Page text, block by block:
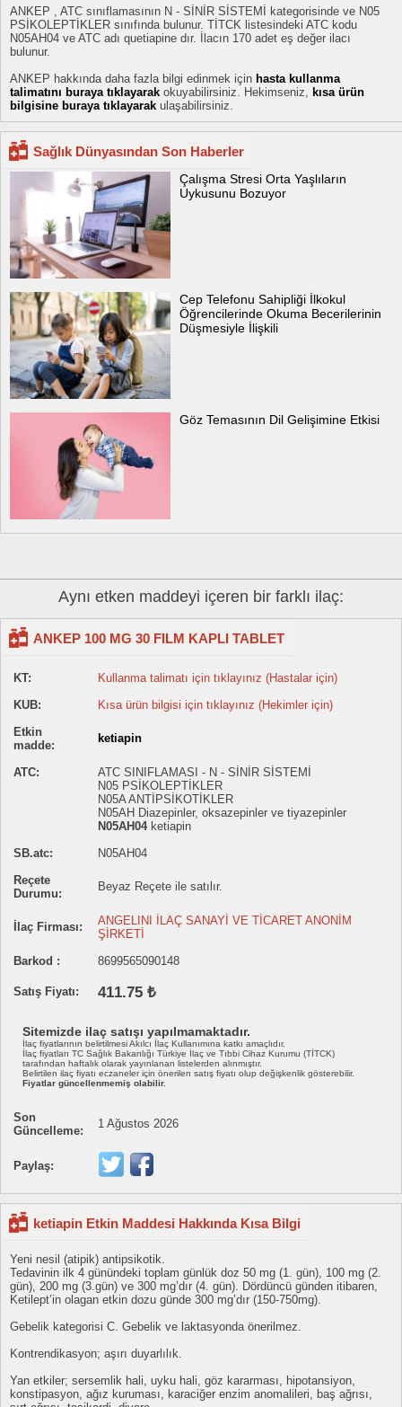
ANKEP , ATC sınıflamasının N - SİNİR SİSTEMİ kategorisinde ve N05
PSİKOLEPTİKLER sınıfında bulunur. TİTCK listesindeki ATC kodu
N05AH04 ve ATC adı quetiapine dır. İlacın 170 adet eş değer ilacı
bulunur.
ANKEP hakkında daha fazla bilgi edinmek için hasta kullanma
talimatını buraya tıklayarak okuyabilirsiniz. Hekimseniz, kısa ürün
bilgisine buraya tıklayarak ulaşabilirsiniz.
Sağlık Dünyasından Son Haberler
Çalışma Stresi Orta Yaşlıların
Uykusunu Bozuyor
Cep Telefonu Sahipliği İlkokul
Öğrencilerinde Okuma Becerilerinin
Düşmesiyle İlişkili
Göz Temasının Dil Gelişimine Etkisi
Aynı etken maddeyi içeren bir farklı ilaç:
ANKEP 100 MG 30 FILM KAPLI TABLET
KT:
Kullanma talimatı için tıklayınız (Hastalar için)
KUB:
Kısa ürün bilgisi için tıklayınız (Hekimler için)
Etkin
madde:
ketiapin
ATC:
ATC SINIFLAMASI - N - SİNİR SİSTEMİ
N05 PSİKOLEPTİKLER
N05A ANTİPSİKOTİKLER
N05AH Diazepinler, oksazepinler ve tiyazepinler
N05AH04ketiapin
SB.atc:
N05AH04
Reçete
Durumu:
Beyaz Reçete ile satılır.
İlaç Firması:
ANGELINI İLAÇ SANAYİ VE TİCARET ANONİM
ŞİRKETİ
Barkod :
8699565090148
Satış Fiyatı: 411.75 ₺
Sitemizde ilaç satışı yapılmamaktadır.
İlaç fiyatlarının belirtilmesi Akılcı İlaç Kullanımına katkı amaçlıdır.
İlaç fiyatları TC Sağlık Bakanlığı Türkiye İlaç ve Tıbbi Cihaz Kurumu (TİTCK)
tarafından haftalık olarak yayınlanan listelerden alınmıştır.
Belirtilen ilaç fiyatı eczaneler için önerilen satış fiyatı olup değişkenlik gösterebilir.
Fiyatlar güncellenmemiş olabilir.
Son
Güncelleme:
1 Ağustos 2026
Paylaş:
ketiapin Etkin Maddesi Hakkında Kısa Bilgi
Yeni nesil (atipik) antipsikotik.
Tedavinin ilk 4 günündeki toplam günlük doz 50 mg (1. gün), 100 mg (2.
gün), 200 mg (3.gün) ve 300 mg’dır (4. gün). Dördüncü günden itibaren,
Ketilept’in olagan etkin dozu günde 300 mg’dır (150-750mg).
Gebelik kategorisi C. Gebelik ve laktasyonda önerilmez.
Kontrendikasyon; aşırı duyarlılık.
Yan etkiler; sersemlik hali, uyku hali, göz kararması, hipotansiyon,
konstipasyon, ağız kuruması, karaciğer enzim anomalileri, baş ağrısı,